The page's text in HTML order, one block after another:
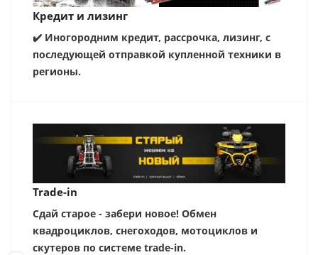
Кредит и лизинг
✔️ Иногородним кредит, рассрочка, лизинг, с
последующей отправкой купленной техники в
регионы.
Trade-in
Сдай старое - забери новое! Обмен
квадроциклов, снегоходов, мотоциклов и
скутеров по системе trade-in.